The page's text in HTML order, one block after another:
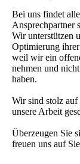
Bei uns findet
Ansprechpartner
Wir unterstützen
Optimierung ihrer
weil wir ein
nehmen und
haben.
Wir sind stolz auf
unsere Arbeit
Überzeugen Sie
freuen uns auf